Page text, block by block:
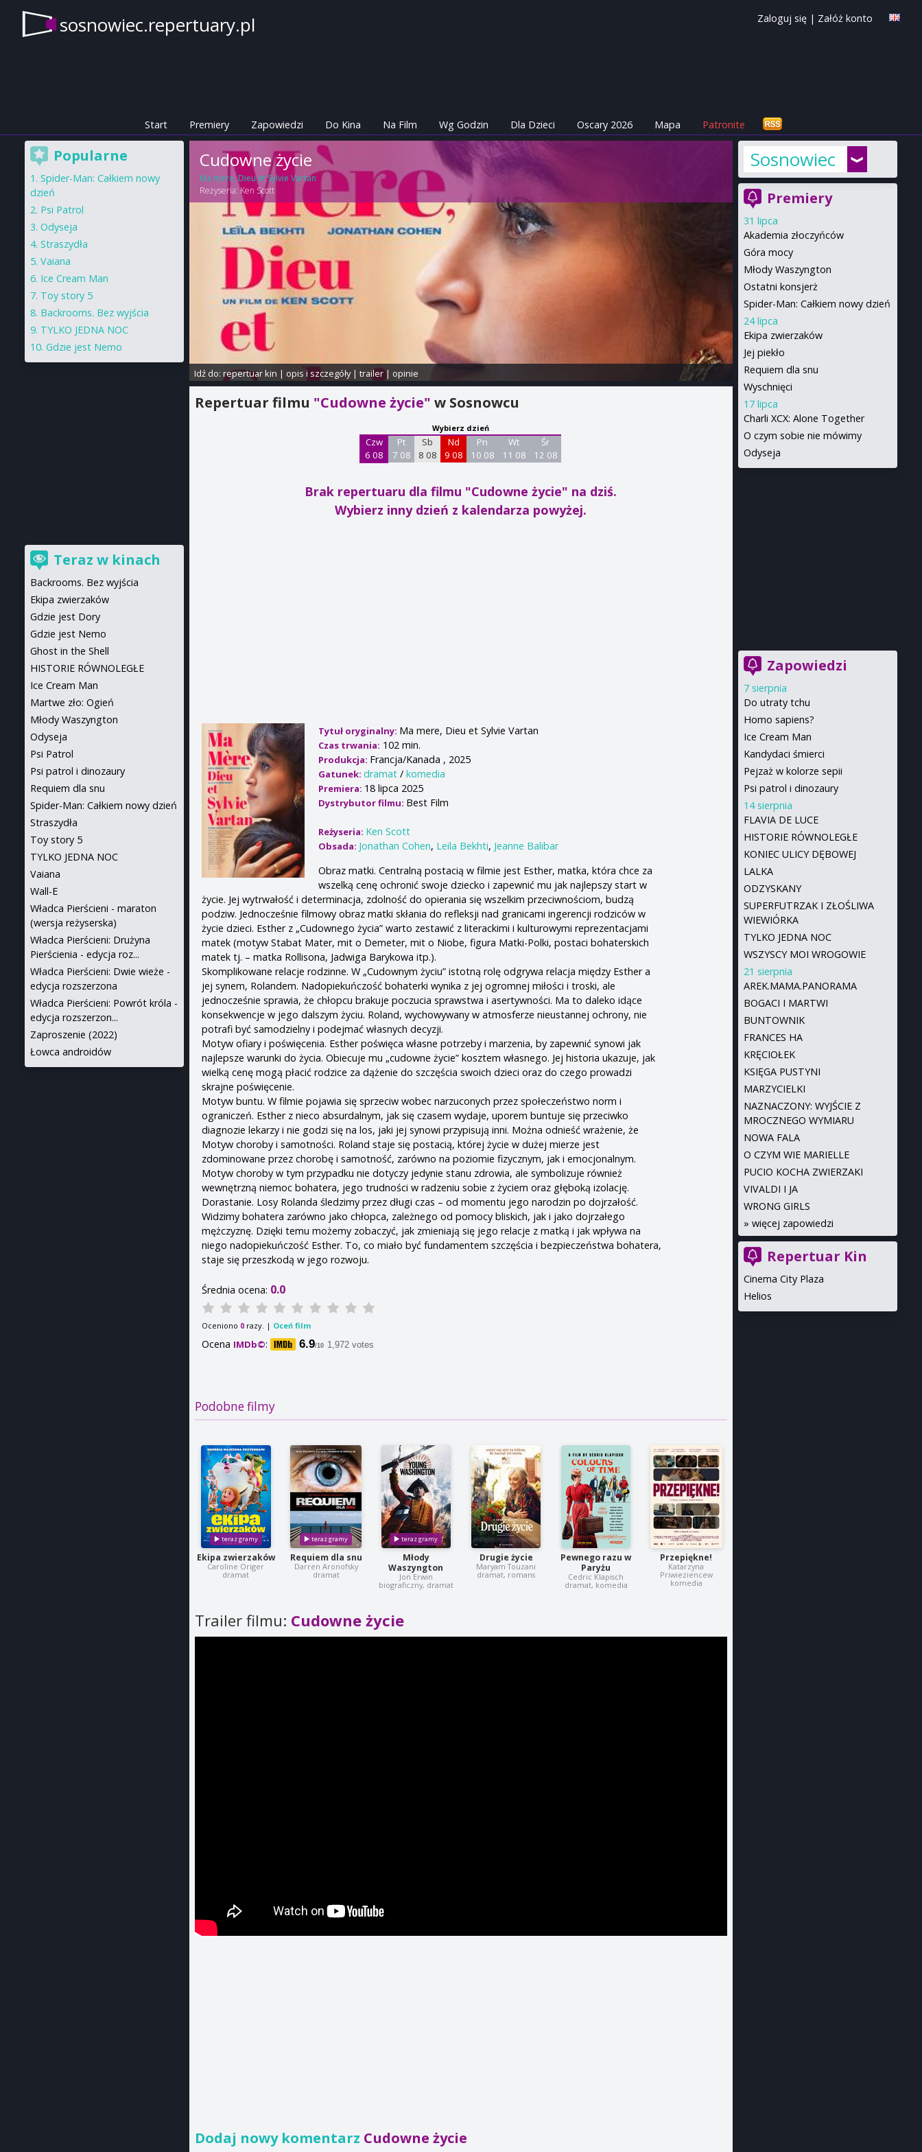
sosnowiec.repertuary.pl Zaloguj się | Załóż konto
Start Premiery Zapowiedzi Do Kina Na Film Wg Godzin Dla Dzieci Oscary 2026 Mapa Patronite
Cudowne życie
Ma mere, Dieu et Sylvie Vartan
Reżyseria:Ken Scott
Idź do: repertuar kin | opis i szczegóły| trailer| opinie
Repertuar filmu "Cudowne życie"w Sosnowcu
Wybierz dzień
Czw
6 08
Pt
7 08
Sb
8 08
Nd
9 08
Pn
10 08
Wt
11 08
Śr
12 08
Brak repertuaru dla filmu "Cudowne życie" na dziś.
Wybierz inny dzień z kalendarza powyżej.
Tytuł oryginalny: Ma mere, Dieu et Sylvie Vartan
Czas trwania: 102 min.
Produkcja: Francja/Kanada , 2025
Gatunek:dramat /komedia
Premiera: 18 lipca 2025
Dystrybutor filmu: Best Film
Reżyseria: Ken Scott
Obsada: Jonathan Cohen, Leila Bekhti, Jeanne Balibar
Obraz matki. Centralną postacią w filmie jest Esther, matka, która chce za
wszelką cenę ochronić swoje dziecko i zapewnić mu jak najlepszy start w
życie. Jej wytrwałość i determinacja, zdolność do opierania się wszelkim przeciwnościom, budzą
podziw. Jednocześnie filmowy obraz matki skłania do refleksji nad granicami ingerencji rodziców w
życie dzieci. Esther z „Cudownego życia” warto zestawić z literackimi i kulturowymi reprezentacjami
matek (motyw Stabat Mater, mit o Demeter, mit o Niobe, figura Matki-Polki, postaci bohaterskich
matek tj. – matka Rollisona, Jadwiga Barykowa itp.).
Skomplikowane relacje rodzinne. W „Cudownym życiu” istotną rolę odgrywa relacja między Esther a
jej synem, Rolandem. Nadopiekuńczość bohaterki wynika z jej ogromnej miłości i troski, ale
jednocześnie sprawia, że chłopcu brakuje poczucia sprawstwa i asertywności. Ma to daleko idące
konsekwencje w jego dalszym życiu. Roland, wychowywany w atmosferze nieustannej ochrony, nie
potrafi być samodzielny i podejmać własnych decyzji.
Motyw ofiary i poświęcenia. Esther poświęca własne potrzeby i marzenia, by zapewnić synowi jak
najlepsze warunki do życia. Obiecuje mu „cudowne życie” kosztem własnego. Jej historia ukazuje, jak
wielką cenę mogą płacić rodzice za dążenie do szczęścia swoich dzieci oraz do czego prowadzi
skrajne poświęcenie.
Motyw buntu. W filmie pojawia się sprzeciw wobec narzuconych przez społeczeństwo norm i
ograniczeń. Esther z nieco absurdalnym, jak się czasem wydaje, uporem buntuje się przeciwko
diagnozie lekarzy i nie godzi się na los, jaki jej synowi przypisują inni. Można odnieść wrażenie, że
Motyw choroby i samotności. Roland staje się postacią, której życie w dużej mierze jest
zdominowane przez chorobę i samotność, zarówno na poziomie fizycznym, jak i emocjonalnym.
Motyw choroby w tym przypadku nie dotyczy jedynie stanu zdrowia, ale symbolizuje również
wewnętrzną niemoc bohatera, jego trudności w radzeniu sobie z życiem oraz głęboką izolację.
Dorastanie. Losy Rolanda śledzimy przez długi czas – od momentu jego narodzin po dojrzałość.
Widzimy bohatera zarówno jako chłopca, zależnego od pomocy bliskich, jak i jako dojrzałego
mężczyznę. Dzięki temu możemy zobaczyć, jak zmieniają się jego relacje z matką i jak wpływa na
niego nadopiekuńczość Esther. To, co miało być fundamentem szczęścia i bezpieczeństwa bohatera,
staje się przeszkodą w jego rozwoju.
Średnia ocena: 0.0
Oceniono 0 razy. | Oceń film
Ocena IMDb©: 6.9/10 1,972 votes
Podobne filmy
Ekipa zwierzaków
Caroline Origer
dramat
Requiem dla snu
Darren Aronofsky
dramat
Młody
Waszyngton
Jon Erwin
biograficzny, dramat
Drugie życie
Maryam Touzani
dramat, romans
Pewnego razu w
Paryżu
Cedric Klapisch
dramat, komedia
Przepiękne!
Katarzyna
Priwieziencew
komedia
Trailer filmu: Cudowne życie
Dodaj nowy komentarz Cudowne życie
Sosnowiec
Premiery
31 lipca
Akademia złoczyńców
Góra mocy
Młody Waszyngton
Ostatni konsjerż
Spider-Man: Całkiem nowy dzień
24 lipca
Ekipa zwierzaków
Jej piekło
Requiem dla snu
Wyschnięci
17 lipca
Charli XCX: Alone Together
O czym sobie nie mówimy
Odyseja
Zapowiedzi
7 sierpnia
Do utraty tchu
Homo sapiens?
Ice Cream Man
Kandydaci śmierci
Pejzaż w kolorze sepii
Psi patrol i dinozaury
14 sierpnia
FLAVIA DE LUCE
HISTORIE RÓWNOLEGŁE
KONIEC ULICY DĘBOWEJ
LALKA
ODZYSKANY
SUPERFUTRZAK I ZŁOŚLIWA
WIEWIÓRKA
TYLKO JEDNA NOC
WSZYSCY MOI WROGOWIE
21 sierpnia
AREK.MAMA.PANORAMA
BOGACI I MARTWI
BUNTOWNIK
FRANCES HA
KRĘCIOŁEK
KSIĘGA PUSTYNI
MARZYCIELKI
NAZNACZONY: WYJŚCIE Z
MROCZNEGO WYMIARU
NOWA FALA
O CZYM WIE MARIELLE
PUCIO KOCHA ZWIERZAKI
VIVALDI I JA
WRONG GIRLS
» więcej zapowiedzi
Repertuar Kin
Cinema City Plaza
Helios
Popularne
Spider-Man: Całkiem nowy
dzień
Psi Patrol
Odyseja
Straszydła
Vaiana
Ice Cream Man
Toy story 5
Backrooms. Bez wyjścia
TYLKO JEDNA NOC
Gdzie jest Nemo
Teraz w kinach
Backrooms. Bez wyjścia
Ekipa zwierzaków
Gdzie jest Dory
Gdzie jest Nemo
Ghost in the Shell
HISTORIE RÓWNOLEGŁE
Ice Cream Man
Martwe zło: Ogień
Młody Waszyngton
Odyseja
Psi Patrol
Psi patrol i dinozaury
Requiem dla snu
Spider-Man: Całkiem nowy dzień
Straszydła
Toy story 5
TYLKO JEDNA NOC
Vaiana
Wall-E
Władca Pierścieni - maraton
(wersja reżyserska)
Władca Pierścieni: Drużyna
Pierścienia - edycja roz...
Władca Pierścieni: Dwie wieże -
edycja rozszerzona
Władca Pierścieni: Powrót króla -
edycja rozszerzon...
Zaproszenie (2022)
Łowca androidów